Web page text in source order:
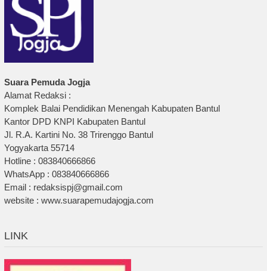
Suara Pemuda Jogja
Alamat Redaksi :
Komplek Balai Pendidikan Menengah Kabupaten Bantul
Kantor DPD KNPI Kabupaten Bantul
Jl. R.A. Kartini No. 38 Trirenggo Bantul
Yogyakarta 55714
Hotline : 083840666866
WhatsApp : 083840666866
Email : redaksispj@gmail.com
website : www.suarapemudajogja.com
LINK